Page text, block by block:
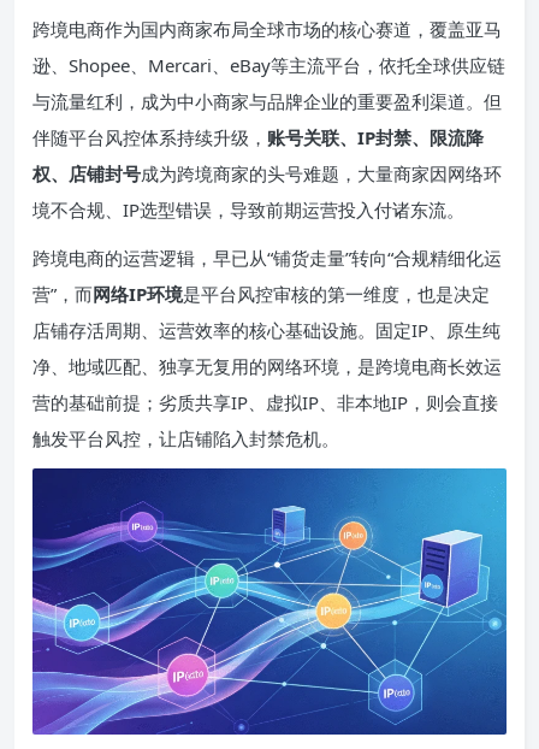
跨境电商作为国内商家布局全球市场的核心赛道，覆盖亚马
逊、Shopee、Mercari、eBay等主流平台，依托全球供应链
与流量红利，成为中小商家与品牌企业的重要盈利渠道。但
伴随平台风控体系持续升级， 账号关联、 IP封禁、限流降
权、店铺封号成为跨境商家的头号难题，大量商家因网络环
境不合规、IP选型错误，导致前期运营投入付诸东流。
跨境电商的运营逻辑，早已从“铺货走量”转向“合规精细化运
营”，而网络IP环境是平台风控审核的第一维度，也是决定
店铺存活周期、运营效率的核心基础设施。固定IP、原生纯
净、地域匹配、独享无复用的网络环境，是跨境电商长效运
营的基础前提；劣质共享IP、虚拟IP、非本地IP，则会直接
触发平台风控，让店铺陷入封禁危机。